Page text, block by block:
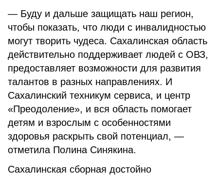
— Буду и дальше защищать наш регион,
чтобы показать, что люди с инвалидностью
могут творить чудеса. Сахалинская область
действительно поддерживает людей с ОВЗ,
предоставляет возможности для развития
талантов в разных направлениях. И
Сахалинский техникум сервиса, и центр
«Преодоление», и вся область помогает
детям и взрослым с особенностями
здоровья раскрыть свой потенциал, —
отметила Полина Синякина.
Сахалинская сборная достойно